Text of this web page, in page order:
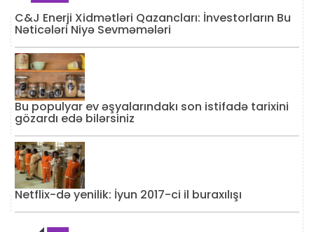
C&J Enerji Xidmətləri Qazancları: İnvestorların Bu
Nəticələri Niyə Sevməmələri
Bu populyar ev əşyalarındakı son istifadə tarixini
gözardı edə bilərsiniz
Netflix-də yenilik: İyun 2017-ci il buraxılışı